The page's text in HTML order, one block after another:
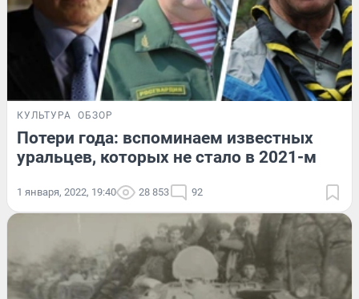
КУЛЬТУРА ОБЗОР
Потери года: вспоминаем известных
уральцев, которых не стало в 2021-м
1 января, 2022, 19:40 28 853 92